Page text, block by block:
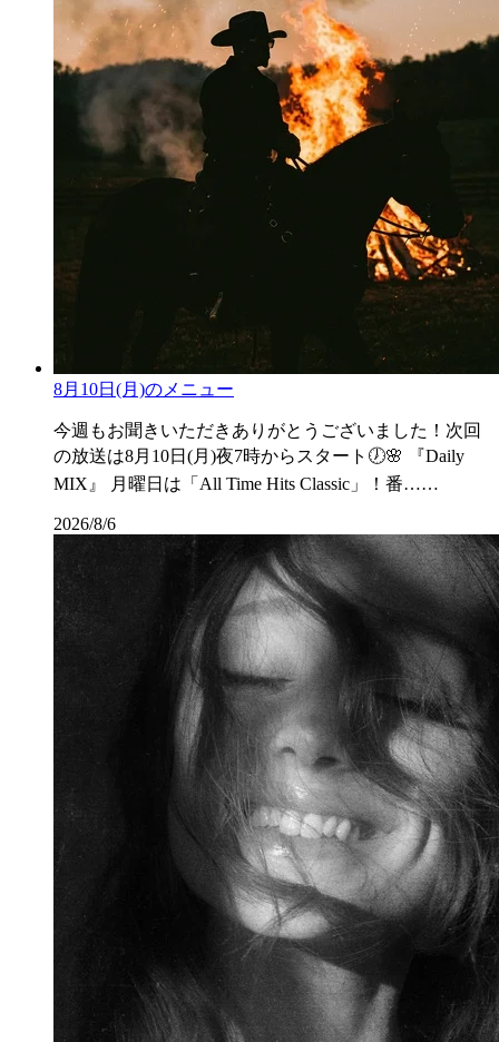
8月10日(月)のメニュー
今週もお聞きいただきありがとうございました！次回
の放送は8月10日(月)夜7時からスタート🕖🌸 『Daily
MIX』 月曜日は「All Time Hits Classic」！番……
2026/8/6